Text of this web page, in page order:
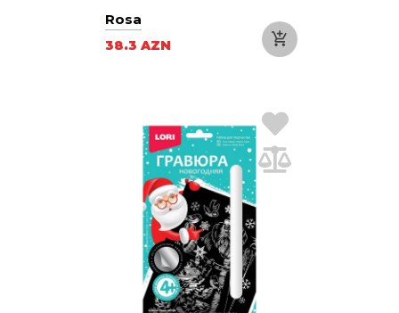
Rosa
38.3 AZN